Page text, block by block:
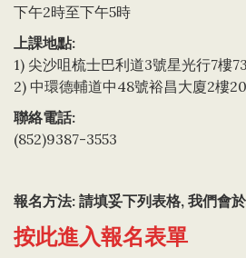
下午2時至下午5時
上課地點:
1) 尖沙咀梳士巴利道3號星光行7樓
2) 中環德輔道中48號裕昌大廈2樓
聯絡電話:
(852)9387-3553
報名方法: 請填妥下列表格, 我們會
按此進入報名表單